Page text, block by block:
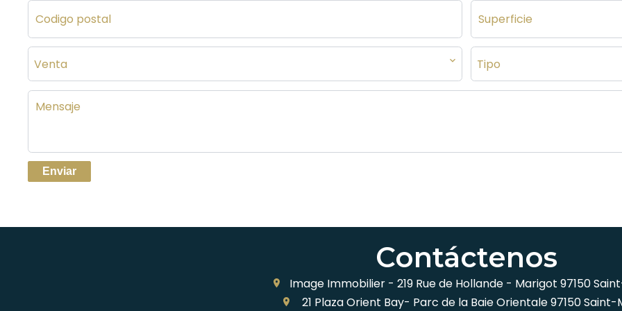
Venta Tipo
Enviar
Contáctenos
Image Immobilier - 219 Rue de Hollande - Marigot 97150
21 Plaza Orient Bay- Parc de la Baie Orientale97150Saint-